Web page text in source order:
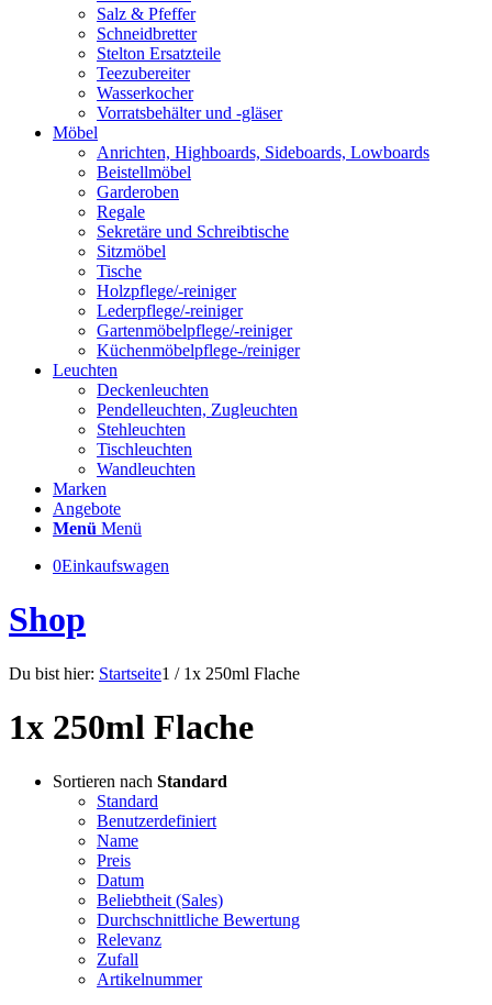
Salz & Pfeffer
Schneidbretter
Stelton Ersatzteile
Teezubereiter
Wasserkocher
Vorratsbehälter und -gläser
Möbel
Anrichten, Highboards, Sideboards, Lowboards
Beistellmöbel
Garderoben
Regale
Sekretäre und Schreibtische
Sitzmöbel
Tische
Holzpflege/-reiniger
Lederpflege/-reiniger
Gartenmöbelpflege/-reiniger
Küchenmöbelpflege-/reiniger
Leuchten
Deckenleuchten
Pendelleuchten, Zugleuchten
Stehleuchten
Tischleuchten
Wandleuchten
Marken
Angebote
Menü Menü
0Einkaufswagen
Shop
Du bist hier: Startseite1 / 1x 250ml Flache
1x 250ml Flache
Sortieren nach Standard
Standard
Benutzerdefiniert
Name
Preis
Datum
Beliebtheit (Sales)
Durchschnittliche Bewertung
Relevanz
Zufall
Artikelnummer